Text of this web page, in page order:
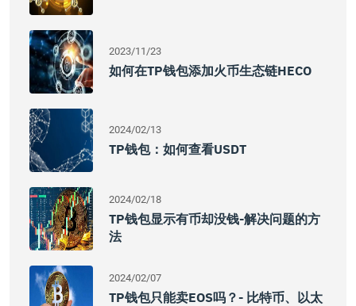
2023/11/23
如何在TP钱包添加火币生态链HECO
2024/02/13
TP钱包：如何查看USDT
2024/02/18
TP钱包显示有币却没钱-解决问题的方
法
2024/02/07
TP钱包只能卖EOS吗？- 比特币、以太